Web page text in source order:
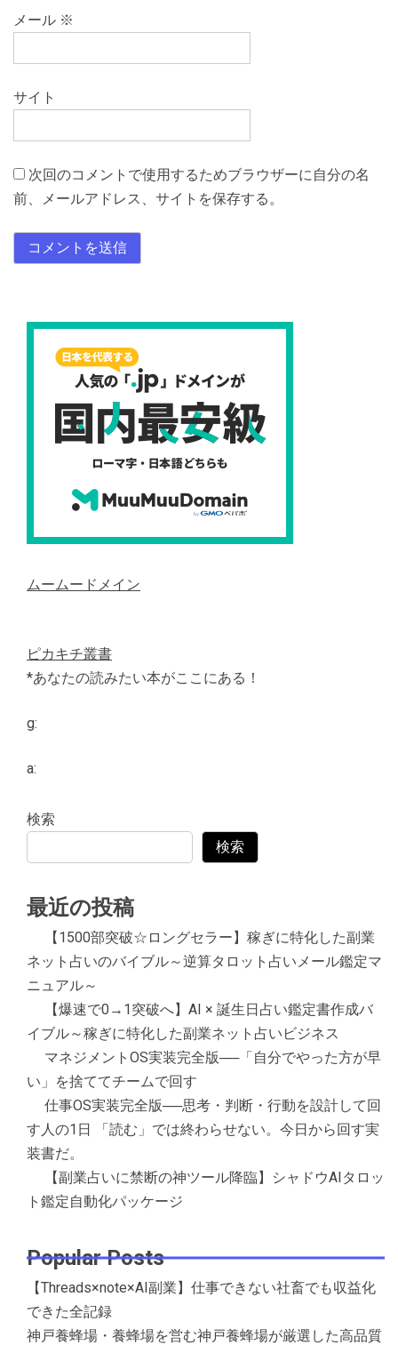
メール ※
サイト
次回のコメントで使用するためブラウザーに自分の名
前、メールアドレス、サイトを保存する。
ムームードメイン
ピカキチ叢書
*あなたの読みたい本がここにある！
g:
a:
検索
検索
最近の投稿
【1500部突破☆ロングセラー】稼ぎに特化した副業
ネット占いのバイブル～逆算タロット占いメール鑑定マ
ニュアル～
【爆速で0→1突破へ】AI × 誕生日占い鑑定書作成バ
イブル～稼ぎに特化した副業ネット占いビジネス
マネジメントOS実装完全版──「自分でやった方が早
い」を捨ててチームで回す
仕事OS実装完全版──思考・判断・行動を設計して回
す人の1日 「読む」では終わらせない。今日から回す実
装書だ。
【副業占いに禁断の神ツール降臨】シャドウAIタロッ
ト鑑定自動化パッケージ
Popular Posts
【Threads×note×AI副業】仕事できない社畜でも収益化
できた全記録
神戸養蜂場・養蜂場を営む神戸養蜂場が厳選した高品質